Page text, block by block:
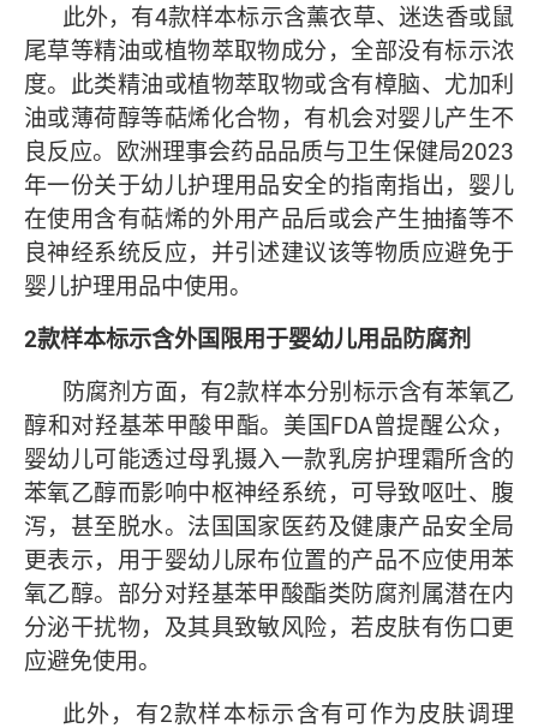
此外，有4款样本标示含薰衣草、迷迭香或鼠
尾草等精油或植物萃取物成分，全部没有标示浓
度。此类精油或植物萃取物或含有樟脑、尤加利
油或薄荷醇等萜烯化合物，有机会对婴儿产生不
良反应。欧洲理事会药品品质与卫生保健局2023
年一份关于幼儿护理用品安全的指南指出，婴儿
在使用含有萜烯的外用产品后或会产生抽搐等不
良神经系统反应，并引述建议该等物质应避免于
婴儿护理用品中使用。
2款样本标示含外国限用于婴幼儿用品防腐剂
防腐剂方面，有2款样本分别标示含有苯氧乙
醇和对羟基苯甲酸甲酯。美国FDA曾提醒公众，
婴幼儿可能透过母乳摄入一款乳房护理霜所含的
苯氧乙醇而影响中枢神经系统，可导致呕吐、腹
泻，甚至脱水。法国国家医药及健康产品安全局
更表示，用于婴幼儿尿布位置的产品不应使用苯
氧乙醇。部分对羟基苯甲酸酯类防腐剂属潜在内
分泌干扰物，及其具致敏风险，若皮肤有伤口更
应避免使用。
此外，有2款样本标示含有可作为皮肤调理